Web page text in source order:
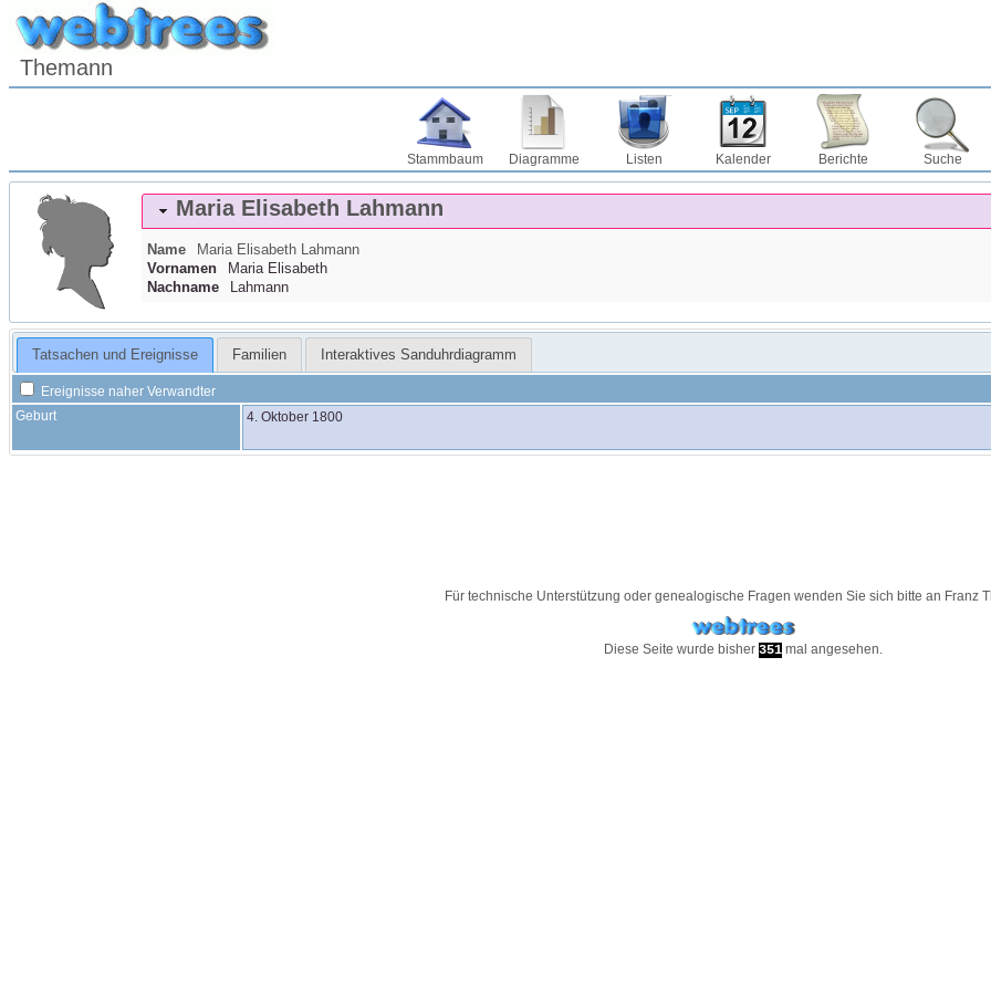
Themann
Stammbaum Diagramme Listen Kalender Berichte Suche
Maria Elisabeth Lahmann
Name Maria Elisabeth Lahmann
Vornamen
Maria Elisabeth
Nachname
Lahmann
Tatsachen und Ereignisse Familien Interaktives Sanduhrdiagramm
Ereignisse naher Verwandter
Geburt
4. Oktober 1800
Für technische Unterstützung oder genealogische Fragen wenden Sie sich bitte an Franz
Diese Seite wurde bisher 351 mal angesehen.